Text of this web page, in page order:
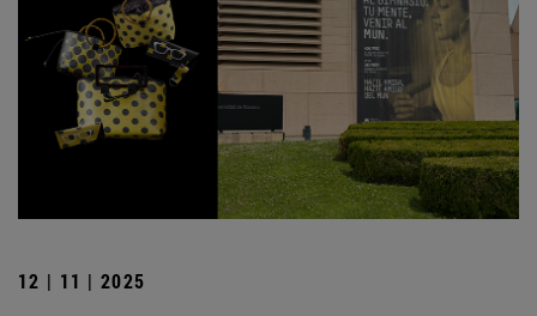
12 | 11 | 2025